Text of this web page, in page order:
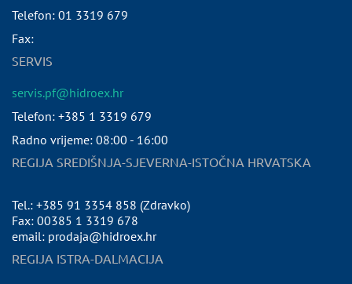
Telefon: 01 3319 679
Fax:
SERVIS
servis.pf@hidroex.hr
Telefon: +385 1 3319 679
Radno vrijeme: 08:00 - 16:00
REGIJA SREDIŠNJA-SJEVERNA-ISTOČNA HRVATSKA
Tel.: +385 91 3354 858 (Zdravko)
Fax: 00385 1 3319 678
email: prodaja@hidroex.hr
REGIJA ISTRA-DALMACIJA